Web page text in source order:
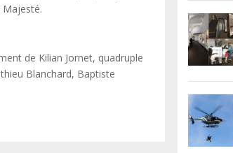
de Kilian Jornet, quadruple
Blanchard, Baptiste